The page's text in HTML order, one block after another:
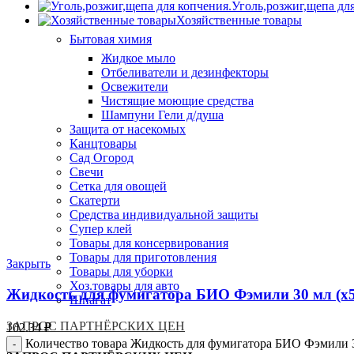
Уголь,розжиг,щепа
Хозяйственные товары
Бытовая химия
Жидкое мыло
Отбеливатели и дезинфекторы
Освежители
Чистящие моющие средства
Шампуни Гели д/душа
Защита от насекомых
Канцтовары
Сад Огород
Свечи
Сетка для овощей
Скатерти
Средства индивидуальной защиты
Супер клей
Товары для консервирования
Товары для приготовления
Товары для уборки
Хоз.товары для авто
Шпагат
ЗАПРОС ПАРТНЁРСКИХ ЦЕН
Закрыть
Жидкость для фумигатора БИО Фэмили 30 мл
102.34₽
Количество товара Жидкость для фумигатора БИО Фэмили